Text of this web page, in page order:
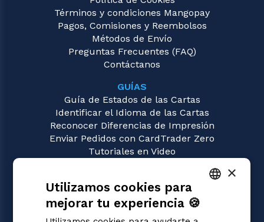
Términos y condiciones Mangopay
Pagos, Comisiones y Reembolsos
Métodos de Envío
Preguntas Frecuentes (FAQ)
Contáctanos
GUÍAS
Guía de Estados de las Cartas
Identificar el Idioma de las Cartas
Reconocer Diferencias de Impresión
Enviar Pedidos con CardTrader Zero
Tutoriales en Video
Magic: the Gathering
Pokémon
Yu-Gi-Oh!
ITALIAN
×
Utilizamos cookies para
mejorar tu experiencia 🍪